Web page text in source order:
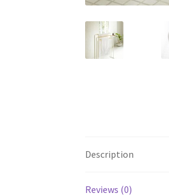
Description
Reviews (0)